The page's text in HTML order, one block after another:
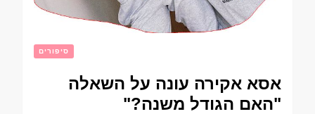
סיפורים
אסא אקירה עונה על השאלה
"האם הגודל משנה?"